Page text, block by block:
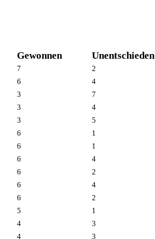
Gewonnen Unentschieden
7 2
6 4
3 7
3 4
3 5
6 1
6 1
6 4
6 2
6 4
6 2
5 1
4 3
4 3